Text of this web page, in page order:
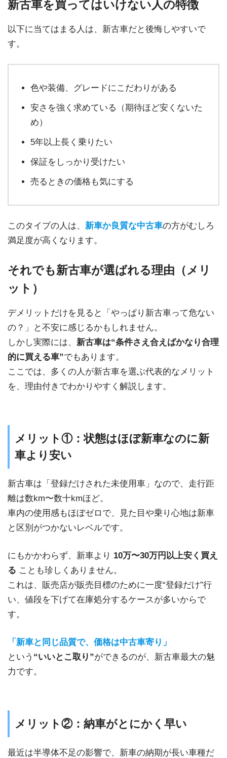
新古車を買ってはいけない人の特徴
以下に当てはまる人は、新古車だと後悔しやすいで
す。
色や装備、グレードにこだわりがある
安さを強く求めている（期待ほど安くないた
め）
5年以上長く乗りたい
保証をしっかり受けたい
売るときの価格も気にする
このタイプの人は、 新車か良質な中古車の方がむしろ
満足度が高くなります。
それでも新古車が選ばれる理由（メリ
ット）
デメリットだけを見ると「やっぱり新古車って危ない
の？」と不安に感じるかもしれません。
しかし実際には、 新古車は“条件さえ合えばかなり合理
的に買える車”でもあります。
ここでは、多くの人が新古車を選ぶ代表的なメリット
を、理由付きでわかりやすく解説します。
メリット①：状態はほぼ新車なのに新
車より安い
新古車は「登録だけされた未使用車」なので、走行距
離は数km〜数十kmほど。
車内の使用感もほぼゼロで、見た目や乗り心地は新車
と区別がつかないレベルです。
にもかかわらず、新車より 10万〜30万円以上安く買え
る ことも珍しくありません。
これは、販売店が販売目標のために一度“登録だけ”行
い、値段を下げて在庫処分するケースが多いからで
す。
「新車と同じ品質で、価格は中古車寄り」
という “いいとこ取り”ができるのが、新古車最大の魅
力です。
メリット②：納車がとにかく早い
最近は半導体不足の影響で、新車の納期が長い車種だ